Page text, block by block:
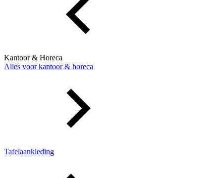
Kantoor & Horeca
Alles voor kantoor & horeca
Tafelaankleding